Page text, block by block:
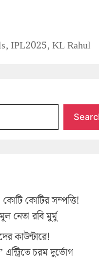
, IPL2025,KL Rahul
কোটি কোটির সম্পত্তি!
নেতা রবি মুর্মু
কাউন্টারে!
চরম দুর্ভোগ